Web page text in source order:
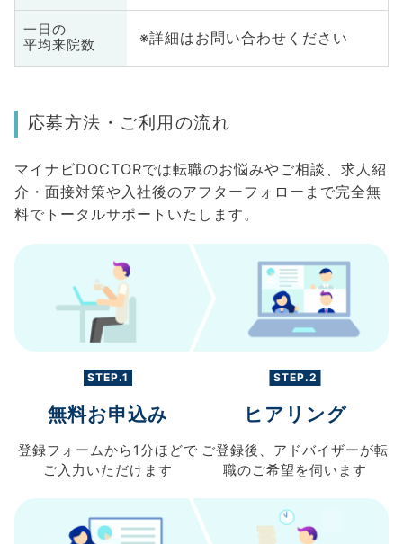
一日の
平均来院数
※詳細はお問い合わせください
応募方法・ご利用の流れ
マイナビDOCTORでは転職のお悩みやご相談、求人紹
介・面接対策や入社後のアフターフォローまで完全無
料でトータルサポートいたします。
STEP.1
無料お申込み
登録フォームから 1分ほどで
ご入力 いただけます
STEP.2
ヒアリング
ご登録後、 アドバイザーが転
職のご希望を伺います